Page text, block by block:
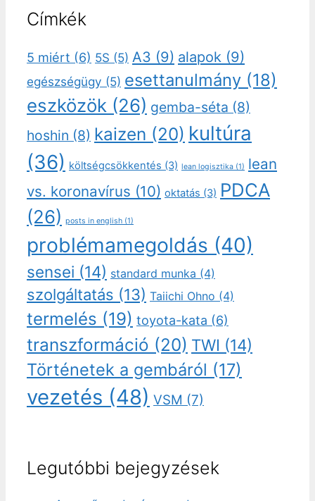
Címkék
5 miért (6) 5S (5) A3 (9) alapok (9)
egészségügy (5) esettanulmány (18)
eszközök (26) gemba-séta (8)
hoshin (8) kaizen (20) kultúra
(36) költségcsökkentés (3) lean logisztika (1) lean
vs. koronavírus (10) oktatás (3) PDCA
(26) posts in english (1)
problémamegoldás (40)
sensei (14) standard munka (4)
szolgáltatás (13) Taiichi Ohno (4)
termelés (19) toyota-kata (6)
transzformáció (20) TWI (14)
Történetek a gembáról (17)
vezetés (48) VSM (7)
Legutóbbi bejegyzések